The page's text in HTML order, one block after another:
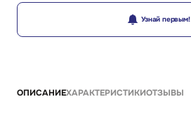
Узнай первым!
ОПИСАНИЕХАРАКТЕРИСТИКИОТЗЫВЫ